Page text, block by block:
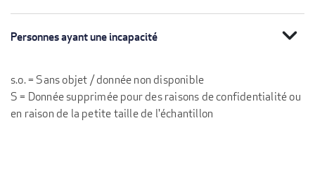
Personnes ayant une incapacité expand_more
s.o. = Sans objet / donnée non disponible
S = Donnée supprimée pour des raisons de confidentialité ou
en raison de la petite taille de l'échantillon